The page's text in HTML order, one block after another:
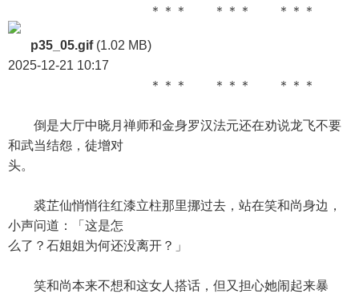
＊＊＊ ＊＊＊ ＊＊＊
p35_05.gif(1.02 MB)
2025-12-21 10:17
＊＊＊ ＊＊＊ ＊＊＊
倒是大厅中晓月禅师和金身罗汉法元还在劝说龙飞不要
和武当结怨，徒增对
头。
裘芷仙悄悄往红漆立柱那里挪过去，站在笑和尚身边，
小声问道：「这是怎
么了？石姐姐为何还没离开？」
笑和尚本来不想和这女人搭话，但又担心她闹起来暴